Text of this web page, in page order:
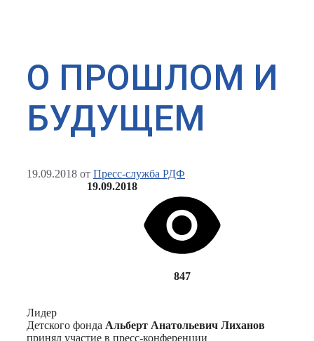
О ПРОШЛОМ И
БУДУЩЕМ
19.09.2018 от Пресс-служба РДФ
19.09.2018
847
Лидер
Детского фонда Альберт Анатольевич Лиханов
принял участие в пресс-конференции